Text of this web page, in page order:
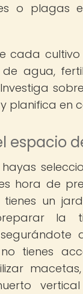
o plagas
cada
de agua,
planifica en
espacio
hora de
tienes un
la
tienes